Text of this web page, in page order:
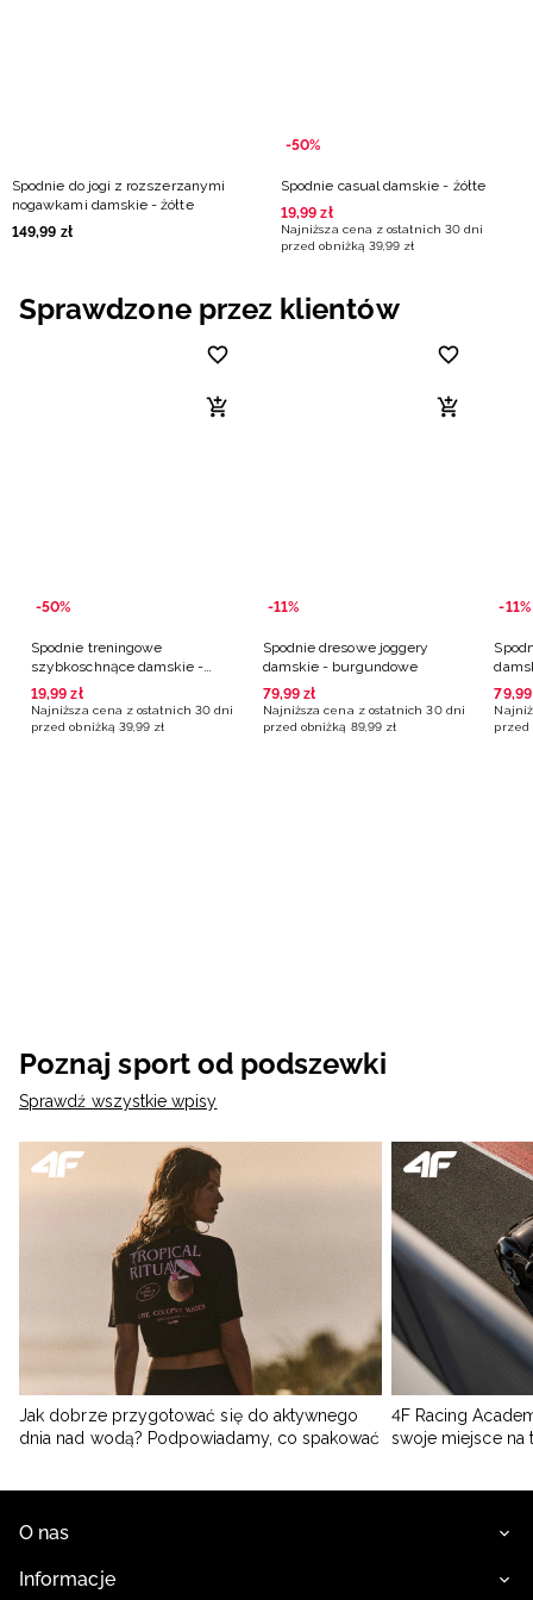
Spodnie do jogi z rozszerzanymi
nogawkami damskie - żółte
149,99 zł
-50%
Spodnie casual damskie - żółte
19,99 zł
Najniższa cena z ostatnich 30 dni
przed obniżką 39,99 zł
Sprawdzone przez klientów
-50%
Spodnie treningowe
szybkoschnące damskie -
zielone
19,99 zł
Najniższa cena z ostatnich 30 dni
przed obniżką 39,99 zł
-11%
Spodnie dresowe joggery
damskie - burgundowe
79,99 zł
Najniższa cena z ostatnich 30 dni
przed obniżką 89,99 zł
-11%
79,99
przed
Poznaj sport od podszewki
Sprawdź wszystkie wpisy
Jak dobrze przygotować się do aktywnego
dnia nad wodą? Podpowiadamy, co spakować
4F Racing
swoje miejsce na
O nas
Informacje
Słowacki / EUR
Ukraiński / UAH